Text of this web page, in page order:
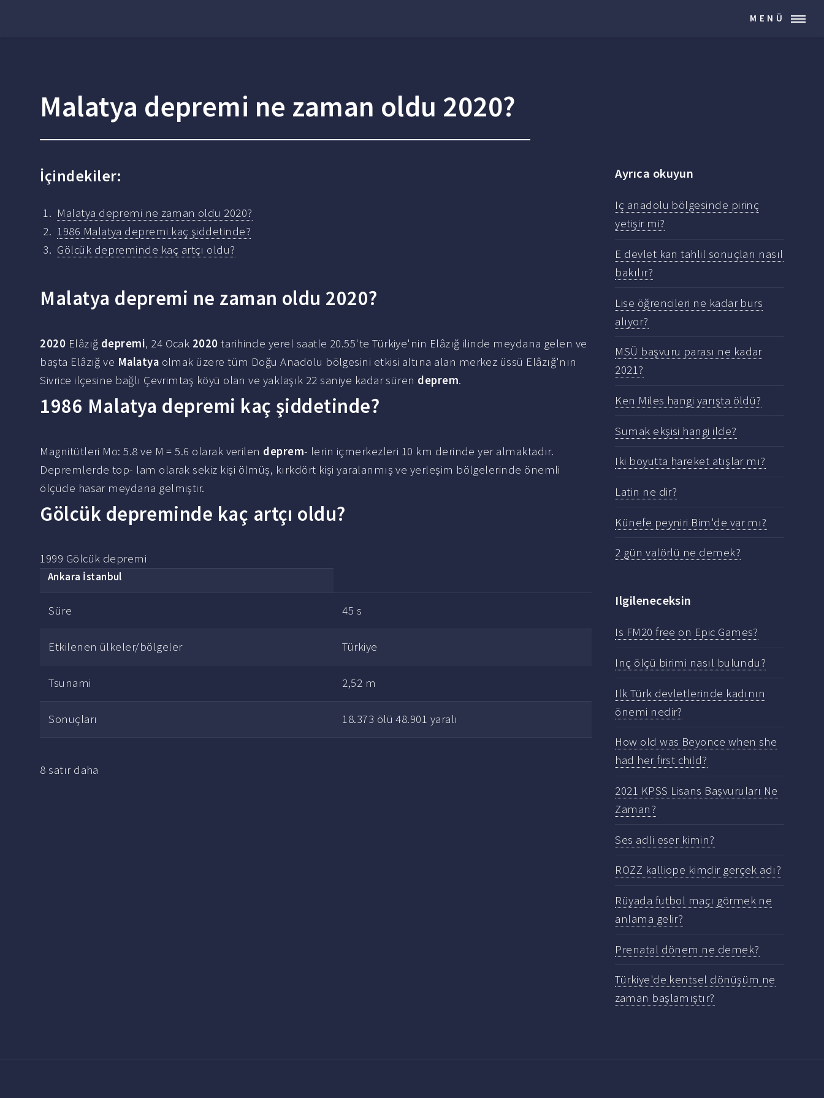
MENÜ
Malatya depremi ne zaman oldu 2020?
İçindekiler:
Malatya depremi ne zaman oldu 2020?
1986 Malatya depremi kaç şiddetinde?
Gölcük depreminde kaç artçı oldu?
Malatya depremi ne zaman oldu 2020?
2020 Elâzığ depremi, 24 Ocak 2020 tarihinde yerel saatle 20.55'te Türkiye'nin Elâzığ ilinde meydana gelen ve
başta Elâzığ ve Malatya olmak üzere tüm Doğu Anadolu bölgesini etkisi altına alan merkez üssü Elâzığ'nın
Sivrice ilçesine bağlı Çevrimtaş köyü olan ve yaklaşık 22 saniye kadar süren deprem.
1986 Malatya depremi kaç şiddetinde?
Magnitütleri Mo: 5.8 ve M = 5.6 olarak verilen deprem- lerin içmerkezleri 10 km derinde yer almaktadır.
Depremlerde top- lam olarak sekiz kişi ölmüş, kırkdört kişi yaralanmış ve yerleşim bölgelerinde önemli
ölçüde hasar meydana gelmiştir.
Gölcük depreminde kaç artçı oldu?
1999 Gölcük depremi
Ankara İstanbul
Süre 45 s
Etkilenen ülkeler/bölgeler Türkiye
Tsunami 2,52 m
Sonuçları 18.373 ölü 48.901 yaralı
8 satır daha
Ayrıca okuyun
Iç anadolu bölgesinde pirinç
yetişir mi?
E devlet kan tahlil sonuçları nasıl
bakılır?
Lise öğrencileri ne kadar burs
alıyor?
MSÜ başvuru parası ne kadar
2021?
Ken Miles hangi yarışta öldü?
Sumak ekşisi hangi ilde?
Iki boyutta hareket atışlar mı?
Latin ne dir?
Künefe peyniri Bim'de var mı?
2 gün valörlü ne demek?
Ilgileneceksin
Is FM20 free on Epic Games?
Inç ölçü birimi nasıl bulundu?
Ilk Türk devletlerinde kadının
önemi nedir?
How old was Beyonce when she
had her first child?
2021 KPSS Lisans Başvuruları Ne
Zaman?
Ses adli eser kimin?
ROZZ kalliope kimdir gerçek adı?
Rüyada futbol maçı görmek ne
anlama gelir?
Prenatal dönem ne demek?
Türkiye'de kentsel dönüşüm ne
zaman başlamıştır?